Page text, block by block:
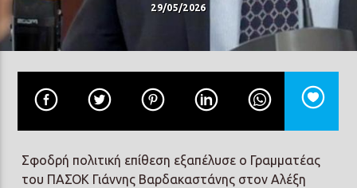
Prisma Radio 90,2
29/05/2026
Σφοδρή πολιτική επίθεση εξαπέλυσε ο Γραμματέας
του ΠΑΣΟΚ Γιάννης Βαρδακαστάνης στον Αλέξη